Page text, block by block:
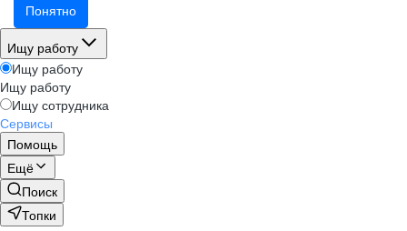
Понятно
Ищу работу
Ищу работу
Ищу работу
Ищу сотрудника
Сервисы
Помощь
Ещё
Поиск
Топки